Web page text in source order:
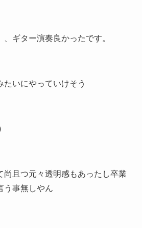
ギター演奏良かったです。
たいにやっていけそう
尚且つ元々透明感もあったし卒業
う事無しやん